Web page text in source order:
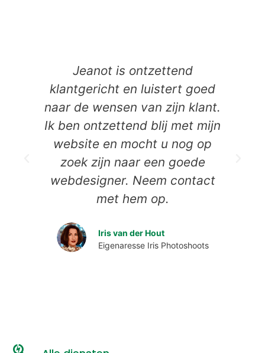
Jeanot is ontzettend
klantgericht en luistert goed
naar de wensen van zijn klant.
Ik ben ontzettend blij met mijn
website en mocht u nog op
zoek zijn naar een goede
webdesigner. Neem contact
met hem op.
Iris van der Hout
Eigenaresse Iris Photoshoots